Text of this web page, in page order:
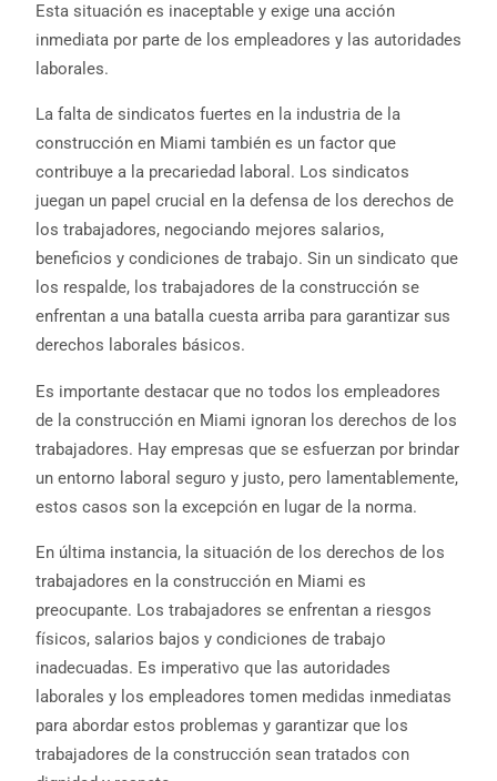
Esta situación es inaceptable y exige una acción
inmediata por parte de los empleadores y las autoridades
laborales.
La falta de sindicatos fuertes en la industria de la
construcción en Miami también es un factor que
contribuye a la precariedad laboral. Los sindicatos
juegan un papel crucial en la defensa de los derechos de
los trabajadores, negociando mejores salarios,
beneficios y condiciones de trabajo. Sin un sindicato que
los respalde, los trabajadores de la construcción se
enfrentan a una batalla cuesta arriba para garantizar sus
derechos laborales básicos.
Es importante destacar que no todos los empleadores
de la construcción en Miami ignoran los derechos de los
trabajadores. Hay empresas que se esfuerzan por brindar
un entorno laboral seguro y justo, pero lamentablemente,
estos casos son la excepción en lugar de la norma.
En última instancia, la situación de los derechos de los
trabajadores en la construcción en Miami es
preocupante. Los trabajadores se enfrentan a riesgos
físicos, salarios bajos y condiciones de trabajo
inadecuadas. Es imperativo que las autoridades
laborales y los empleadores tomen medidas inmediatas
para abordar estos problemas y garantizar que los
trabajadores de la construcción sean tratados con